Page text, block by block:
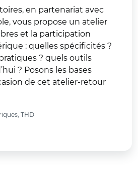
en partenariat avec
vous propose un atelier
et la participation
: quelles spécificités ?
? quels outils
? Posons les bases
de cet atelier-retour
THD